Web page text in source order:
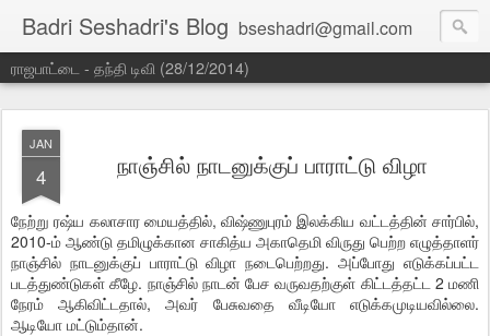
Badri Seshadri's Blog bseshadri@gmail.com
ராஜபாட்டை - தந்தி டிவி (28/12/2014)
JAN
4 நாஞ்சில் நாடனுக்குப் பாராட்டு விழா
நேற்று ரஷ்ய கலாசார மையத்தில், விஷ்ணுபுரம் இலக்கிய வட்டத்தின் சார்பில்,
2010-ம் ஆண்டு தமிழுக்கான சாகித்ய அகாதெமி விருது பெற்ற எழுத்தாளர்
நாஞ்சில் நாடனுக்குப் பாராட்டு விழா நடைபெற்றது. அப்போது எடுக்கப்பட்ட
படத்துண்டுகள் கீழே. நாஞ்சில் நாடன் பேச வருவதற்குள் கிட்டத்தட்ட 2 மணி
நேரம் ஆகிவிட்டதால், அவர் பேசுவதை வீடியோ எடுக்கமுடியவில்லை.
ஆடியோ மட்டும்தான்.